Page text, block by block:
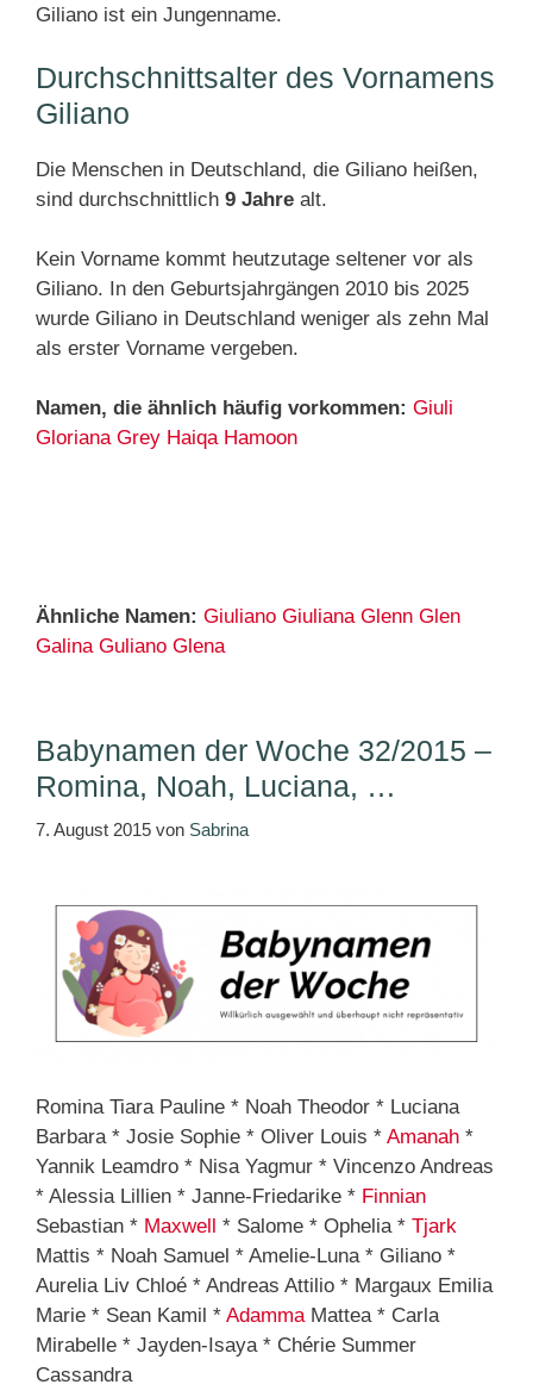
Giliano ist ein Jungenname.
Durchschnittsalter des Vornamens
Giliano
Die Menschen in Deutschland, die Giliano heißen,
sind durchschnittlich 9 Jahre alt.
Kein Vorname kommt heutzutage seltener vor als
Giliano. In den Geburtsjahrgängen 2010 bis 2025
wurde Giliano in Deutschland weniger als zehn Mal
als erster Vorname vergeben.
Namen, die ähnlich häufig vorkommen: Giuli
Gloriana Grey Haiqa Hamoon
Ähnliche Namen: Giuliano Giuliana Glenn Glen
Galina Guliano Glena
Babynamen der Woche 32/2015 –
Romina, Noah, Luciana, …
7. August 2015 von Sabrina
Romina Tiara Pauline * Noah Theodor * Luciana
Barbara * Josie Sophie * Oliver Louis * Amanah *
Yannik Leamdro * Nisa Yagmur * Vincenzo Andreas
* Alessia Lillien * Janne-Friedarike * Finnian
Sebastian * Maxwell * Salome * Ophelia * Tjark
Mattis * Noah Samuel * Amelie-Luna * Giliano *
Aurelia Liv Chloé * Andreas Attilio * Margaux Emilia
Marie * Sean Kamil * AdammaMattea * Carla
Mirabelle * Jayden-Isaya * Chérie Summer
Cassandra